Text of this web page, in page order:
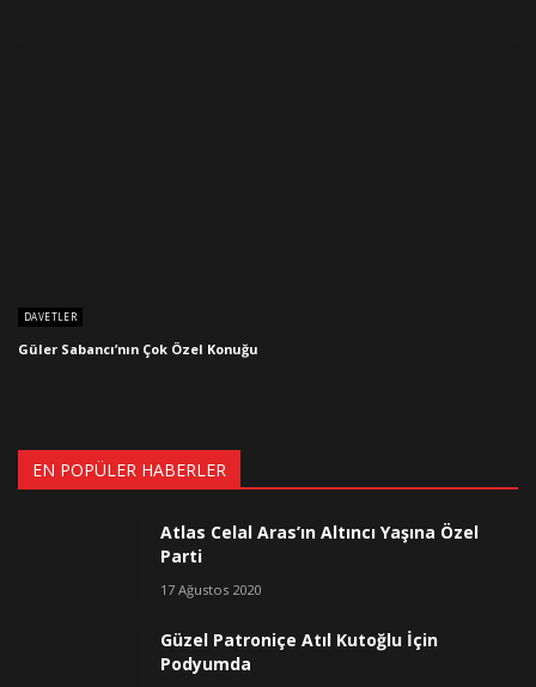
DAVETLER
Güler Sabancı’nın Çok Özel Konuğu
EN POPÜLER HABERLER
Atlas Celal Aras’ın Altıncı Yaşına Özel
Parti
17 Ağustos 2020
Güzel Patroniçe Atıl Kutoğlu İçin
Podyumda